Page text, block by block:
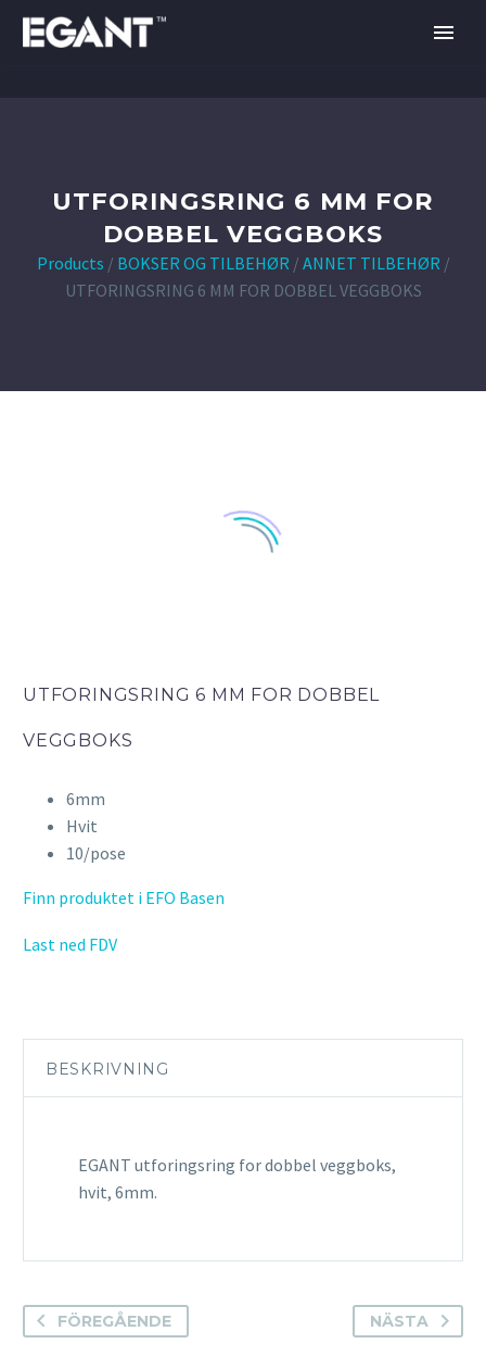
UTFORINGSRING 6 MM FOR
DOBBEL VEGGBOKS
Products / BOKSER OG TILBEHØR / ANNET TILBEHØR /
UTFORINGSRING 6 MM FOR DOBBEL VEGGBOKS
UTFORINGSRING 6 MM FOR DOBBEL
VEGGBOKS
6mm
Hvit
10/pose
Finn produktet i EFO Basen
Last ned FDV
BESKRIVNING
EGANT utforingsring for dobbel veggboks,
hvit, 6mm.
FÖREGÅENDE NÄSTA